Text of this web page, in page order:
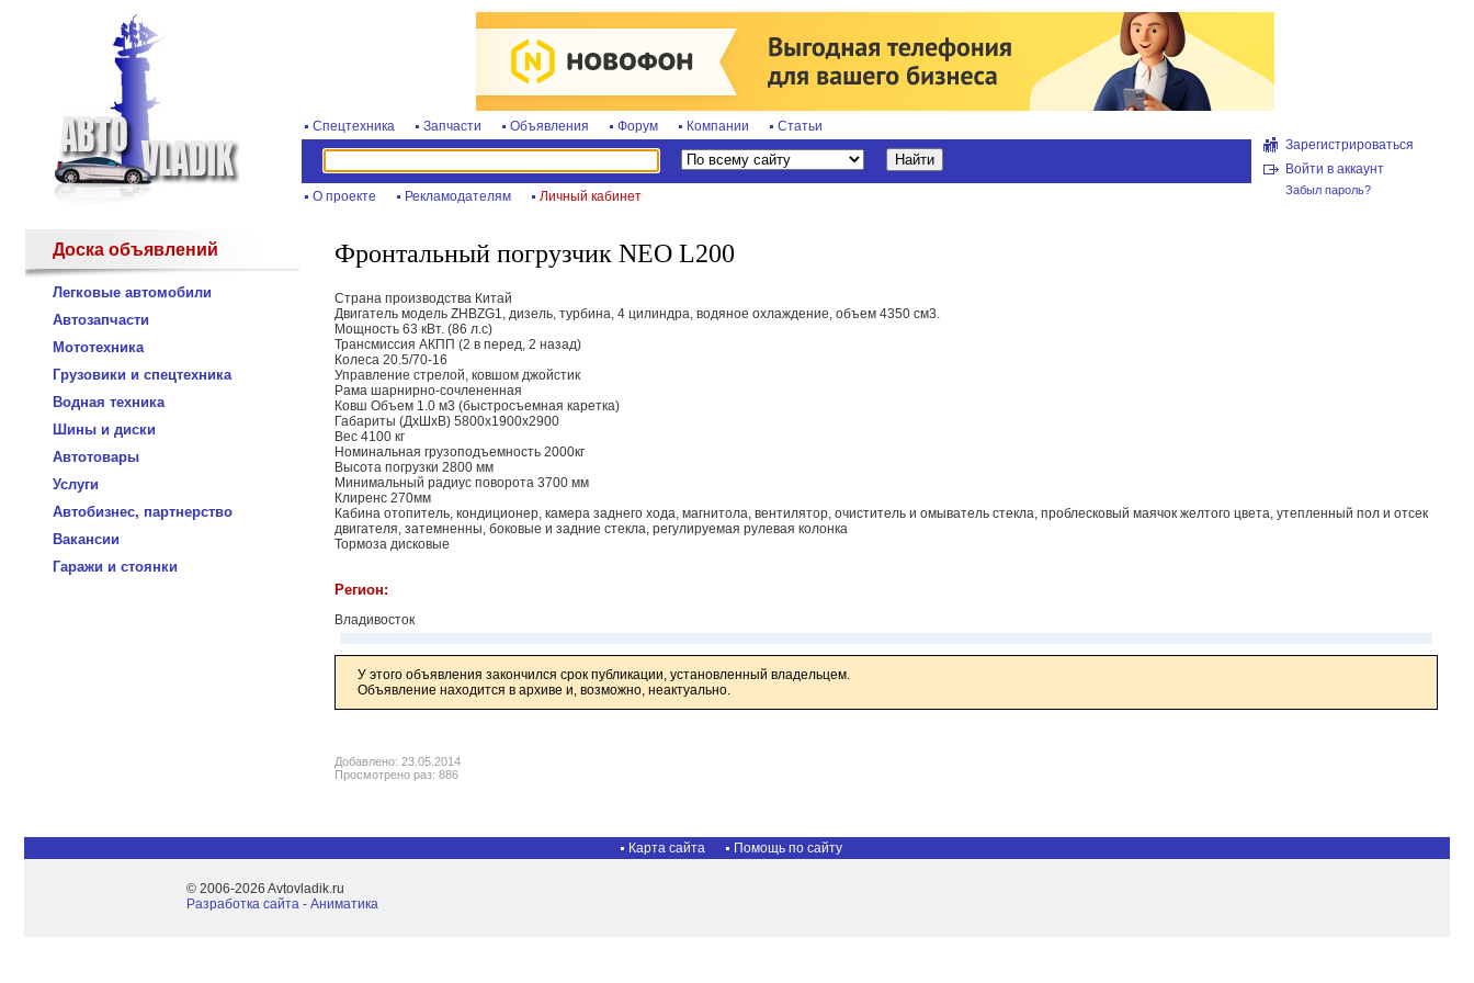
Спецтехника Запчасти Объявления Форум Компании Статьи
О проекте Рекламодателям Личный кабинет
Зарегистрироваться
Войти в аккаунт
Забыл пароль?
Доска объявлений
Легковые автомобили
Автозапчасти
Мототехника
Грузовики и спецтехника
Водная техника
Шины и диски
Автотовары
Услуги
Автобизнес, партнерство
Вакансии
Гаражи и стоянки
Фронтальный погрузчик NEO L200
Страна производства Китай
Двигатель модель ZHBZG1, дизель, турбина, 4 цилиндра, водяное охлаждение, объем 4350 см3.
Мощность 63 кВт. (86 л.с)
Трансмиссия АКПП (2 в перед, 2 назад)
Колеса 20.5/70-16
Управление стрелой, ковшом джойстик
Рама шарнирно-сочлененная
Ковш Объем 1.0 м3 (быстросъемная каретка)
Габариты (ДхШхВ) 5800х1900х2900
Вес 4100 кг
Номинальная грузоподъемность 2000кг
Высота погрузки 2800 мм
Минимальный радиус поворота 3700 мм
Клиренс 270мм
Кабина отопитель, кондиционер, камера заднего хода, магнитола, вентилятор, очиститель и омыватель стекла, проблесковый маячок желтого цвета, утепленный пол и отсек
двигателя, затемненны, боковые и задние стекла, регулируемая рулевая колонка
Тормоза дисковые
Регион:
Владивосток
У этого объявления закончился срок публикации, установленный владельцем.
Объявление находится в архиве и, возможно, неактуально.
Добавлено: 23.05.2014
Просмотрено раз: 886
Карта сайта Помощь по сайту
© 2006-2026 Avtovladik.ru
Разработка сайта - Aниматика